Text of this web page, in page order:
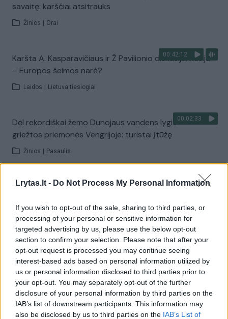
Lrytas.lt - Do Not Process My Personal Information
If you wish to opt-out of the sale, sharing to third parties, or
processing of your personal or sensitive information for
targeted advertising by us, please use the below opt-out
section to confirm your selection. Please note that after your
opt-out request is processed you may continue seeing
interest-based ads based on personal information utilized by
us or personal information disclosed to third parties prior to
your opt-out. You may separately opt-out of the further
disclosure of your personal information by third parties on the
IAB’s list of downstream participants. This information may
also be disclosed by us to third parties on the IAB’s List of
savaitę: karščiai atsitrauks
Žinios Orai
00:42:12
Karšta A. Kasparavičiaus ir Ž Pavilionio diskusija: Rusija
– Europos šeimos narė?
Laidos Lietuva tiesiogiai
00:02:33
Dėl rekordiškai žemo Dunojaus vandens lygio –
griežtos priemonės Vengrijoje: turistai įtūžę
Žinios Pasaulis
00:04:00
Kuprines pasvėrę specialistai įspėja apie pavojingą
Lietuvos diena
Visi įrašai
Žiūrimiausi įrašai